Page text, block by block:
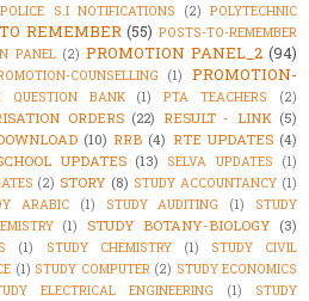
POLICE S.I NOTIFICATIONS (2) POLYTECHNIC
REMEMBER (55) POSTS-TO-REMEMBER
PANEL (2) PROMOTION PANEL_2 (94)
COUNSELLING (1)
PROMOTION-
QUESTION BANK (1) PTA TEACHERS
(2)
ORDERS (22) RESULT - LINK (5)
(10) RRB (4) RTE UPDATES (4)
UPDATES (13) SELVA UPDATES
(1)
(2) STORY (8) STUDY ACCOUNTANCY (1)
ARABIC (1) STUDY AUDITING (1)
STUDY
(1) STUDY BOTANY-BIOLOGY (3)
(1) STUDY CHEMISTRY (1)
STUDY CIVIL
(1) STUDY COMPUTER (2) STUDY ECONOMICS
ELECTRICAL ENGINEERING (1)
STUDY